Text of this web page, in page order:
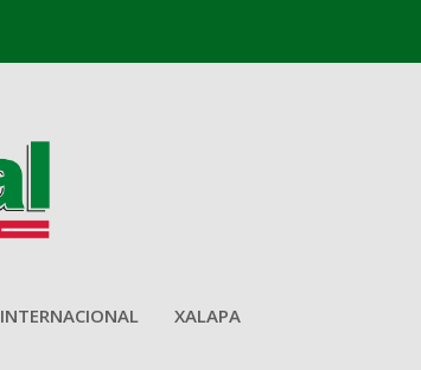
INTERNACIONAL XALAPA